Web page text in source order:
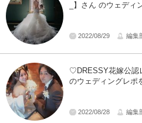
_】さん のウェデ
2022/08/29 編集
♡DRESSY花嫁公認
のウェディングレポ
2022/08/28 編集